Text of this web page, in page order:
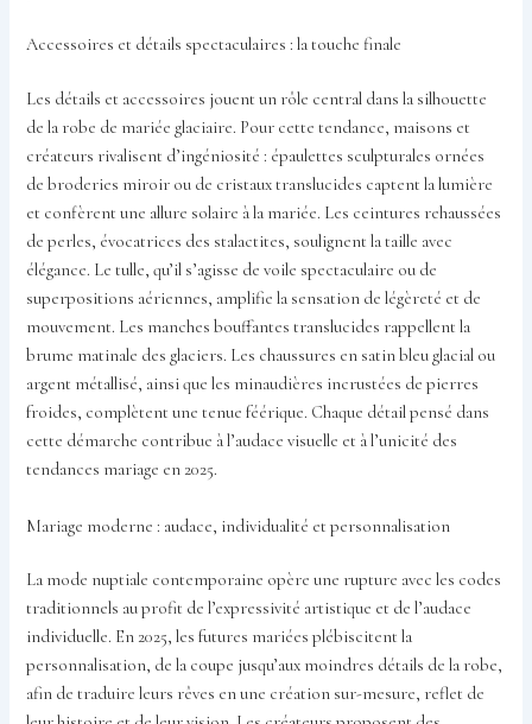
Accessoires et détails spectaculaires : la touche finale
Les détails et accessoires jouent un rôle central dans la silhouette
de la robe de mariée glaciaire. Pour cette tendance, maisons et
créateurs rivalisent d’ingéniosité : épaulettes sculpturales ornées
de broderies miroir ou de cristaux translucides captent la lumière
et confèrent une allure solaire à la mariée. Les ceintures rehaussées
de perles, évocatrices des stalactites, soulignent la taille avec
élégance. Le tulle, qu’il s’agisse de voile spectaculaire ou de
superpositions aériennes, amplifie la sensation de légèreté et de
mouvement. Les manches bouffantes translucides rappellent la
brume matinale des glaciers. Les chaussures en satin bleu glacial ou
argent métallisé, ainsi que les minaudières incrustées de pierres
froides, complètent une tenue féérique. Chaque détail pensé dans
cette démarche contribue à l’audace visuelle et à l’unicité des
tendances mariage en 2025.
Mariage moderne : audace, individualité et personnalisation
La mode nuptiale contemporaine opère une rupture avec les codes
traditionnels au profit de l’expressivité artistique et de l’audace
individuelle. En 2025, les futures mariées plébiscitent la
personnalisation, de la coupe jusqu’aux moindres détails de la robe,
afin de traduire leurs rêves en une création sur-mesure, reflet de